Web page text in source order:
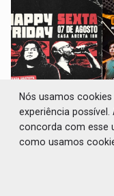
GREGO
Feijuka com
Nós usamos
experiência
concorda com esse
como usamos